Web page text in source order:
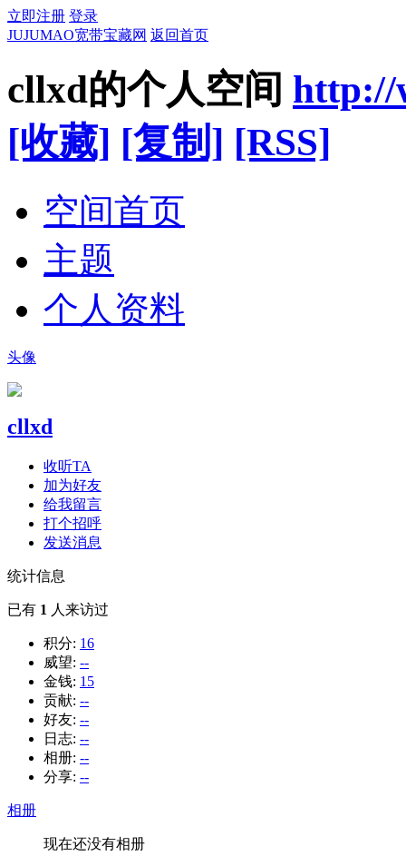
立即注册 登录
JUJUMAO宽带宝藏网 返回首页
cllxd的个人空间 http://
[收藏] [复制] [RSS]
空间首页
主题
个人资料
头像
cllxd
收听TA
加为好友
给我留言
打个招呼
发送消息
统计信息
已有 1 人来访过
积分: 16
威望: --
金钱: 15
贡献: --
好友: --
日志: --
相册: --
分享: --
相册
现在还没有相册